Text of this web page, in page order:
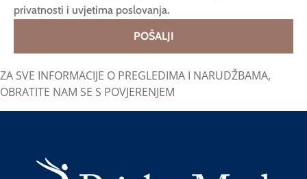
privatnosti i uvjetima poslovanja.
POŠALJI
ZA SVE INFORMACIJE O PREGLEDIMA I NARUDŽBAMA,
OBRATITE NAM SE S POVJERENJEM